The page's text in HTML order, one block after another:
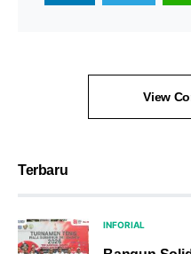
View
Terbaru
INFORIAL